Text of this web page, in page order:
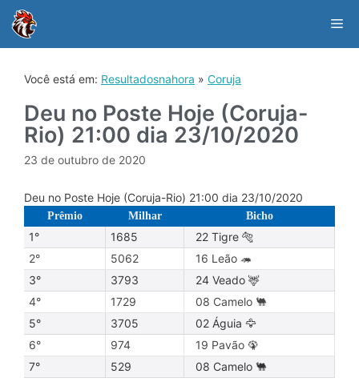
content
Você está em: Resultadosnahora » Coruja
Deu no Poste Hoje (Coruja-
Rio) 21:00 dia 23/10/2020
23 de outubro de 2020
Deu no Poste Hoje (Coruja-Rio) 21:00 dia 23/10/2020
Prêmio Milhar Bicho
1° 1685
22 Tigre 🐅
2°
5062
16 Leão 🦔
3°
3793
24 Veado 🦌
4°
1729
08 Camelo 🐫
5°
3705
02 Águia 🦅
6°
974
19 Pavão 🦚
7°
529 08 Camelo 🐫